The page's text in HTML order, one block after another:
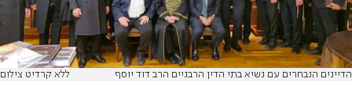
הדיינים הנבחרים עם נשיא בתי הדין הרבניים הרב דוד יוסף ללא קרדיט צילום